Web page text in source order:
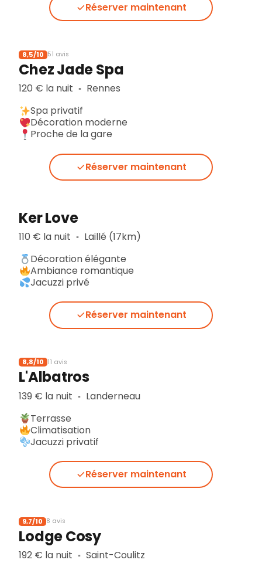
Réserver maintenant
8,5/10 51 avis
Chez Jade Spa
120 € la nuit ▪︎ Rennes
Spa privatif
Décoration moderne
Proche de la gare
Réserver maintenant
Ker Love
110 € la nuit ▪︎ Laillé (17km)
Décoration élégante
Ambiance romantique
Jacuzzi privé
Réserver maintenant
8,8/10 11 avis
L'Albatros
139 € la nuit ▪︎ Landerneau
Terrasse
Climatisation
Jacuzzi privatif
Réserver maintenant
9,7/10 8 avis
Lodge Cosy
192 € la nuit ▪︎ Saint-Coulitz